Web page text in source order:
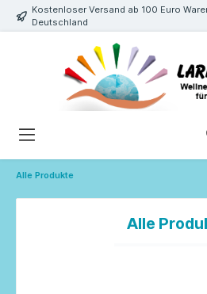
Kostenloser Versand ab 100 Euro
Deutschland
Alle Produkte
Alle